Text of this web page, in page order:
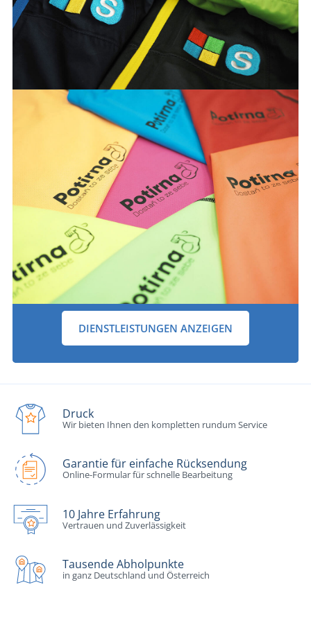
DIENSTLEISTUNGEN ANZEIGEN
Druck
Wir bieten Ihnen den kompletten rundum Service
Garantie für einfache Rücksendung
Online-Formular für schnelle Bearbeitung
10 Jahre Erfahrung
Vertrauen und Zuverlässigkeit
Tausende Abholpunkte
in ganz Deutschland und Österreich